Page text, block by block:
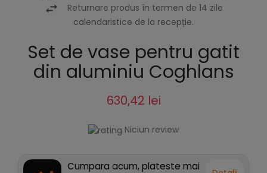
Returnare produs în termen de 14 zile
calendaristice de la recepție.
Set de vase pentru gatit
din aluminiu Coghlans
630,42 lei
Niciun review
Cumpara acum, plateste mai